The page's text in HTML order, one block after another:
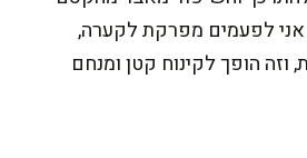
לפעמים מפרקת לקערה,
וזה הופך לקינוח קטן ומנחם